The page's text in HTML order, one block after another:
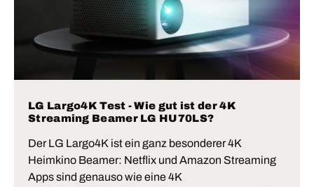
LG Largo4K Test - Wie gut ist der 4K
Streaming Beamer LG HU70LS?
Der LG Largo4K ist ein ganz besonderer 4K
Heimkino Beamer: Netflix und Amazon Streaming
Apps sind genauso wie eine 4K